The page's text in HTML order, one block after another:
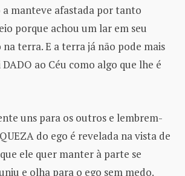
manteve afastada por tanto
porque achou um lar em seu
terra. E a terra já não pode mais
ao Céu como algo que lhe é
uns para os outros e lembrem-
do ego é revelada na vista de
ele quer manter à parte se
e olha para o ego sem medo.